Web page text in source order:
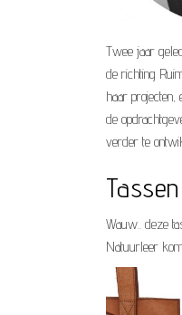
Twee jaar
de richting
haar
de
verder te
Wauw.. deze
Natuurleer